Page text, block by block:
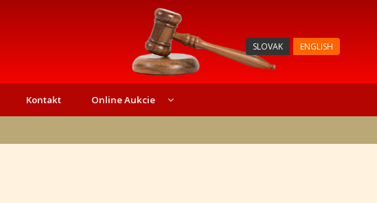
SLOVAK ENGLISH
Kontakt Online Aukcie